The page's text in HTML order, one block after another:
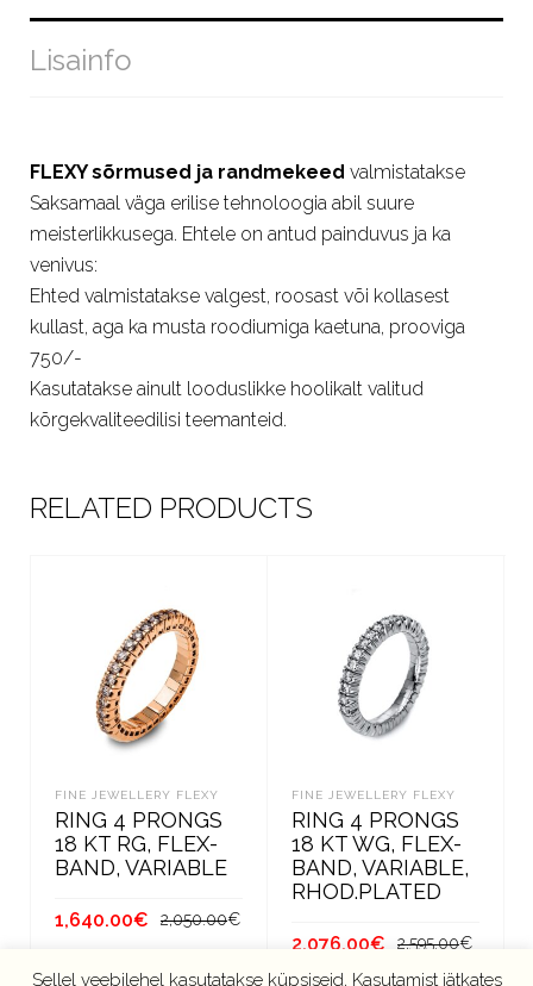
Lisainfo
FLEXY sõrmused ja randmekeed valmistatakse
Saksamaal väga erilise tehnoloogia abil suure
meisterlikkusega. Ehtele on antud painduvus ja ka
venivus:
Ehted valmistatakse valgest, roosast või kollasest
kullast, aga ka musta roodiumiga kaetuna, prooviga
750/-
Kasutatakse ainult looduslikke hoolikalt valitud
kõrgekvaliteedilisi teemanteid.
RELATED PRODUCTS
FINE JEWELLERY FLEXY
RING 4 PRONGS
18 KT RG, FLEX-
BAND, VARIABLE
2,050.00€Algne
oli:
1,640.00€
Current
is:
LISA KORVI
FINE JEWELLERY FLEXY
RING 4 PRONGS
18 KT WG, FLEX-
BAND, VARIABLE,
RHOD.PLATED
2,595.00€Algne
hind
2,076.00€
price
Sellel veebilehel kasutatakse küpsiseid, Kasutamist jätkates